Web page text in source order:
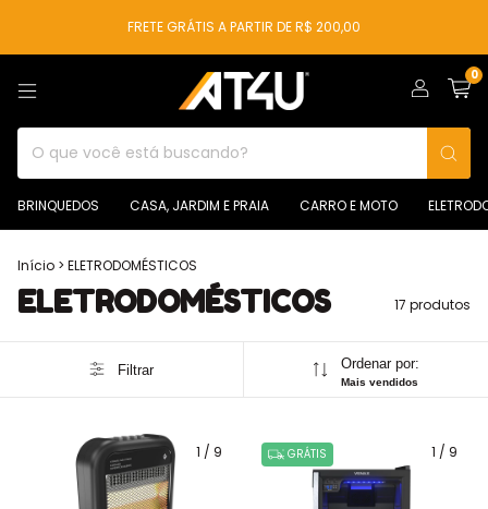
FRETE GRÁTIS A PARTIR DE R$ 200,00
0
BRINQUEDOS CASA, JARDIM E PRAIA CARRO E MOTO
Início > ELETRODOMÉSTICOS
ELETRODOMÉSTICOS 17 produtos
Filtrar Ordenar por:
Mais vendidos
1 / 9 1 / 9
GRÁTIS